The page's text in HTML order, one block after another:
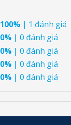
100% | 1 đánh giá
0% | 0 đánh giá
0% | 0 đánh giá
0% | 0 đánh giá
0% | 0 đánh giá